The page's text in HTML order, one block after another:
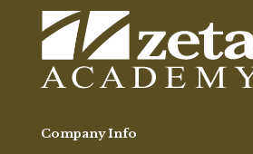
Company Info